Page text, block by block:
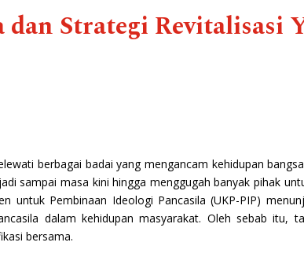
Strategi Revitalisasi
berbagai badai yang mengancam kehidupan
sampai masa kini hingga menggugah banyak pihak
untuk Pembinaan Ideologi Pancasila (UKP-PIP)
dalam kehidupan masyarakat. Oleh sebab itu,
bersama.